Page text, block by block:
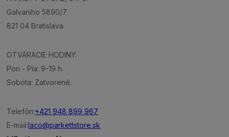
Galvaniho 5890/7
821 04 Bratislava
OTVÁRACIE HODINY:
Pon - Pia: 9-19 h.
Sobota: Zatvorené.
Telefón:+421 948 899 967
E-mail:laco@parkettstore.sk